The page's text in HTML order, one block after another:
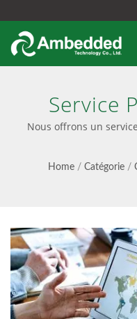
Service
Nous offrons un
les clients à gérer leur
s'intègre avec une
préconfiguré et une
fois des options
Home / Catégorie /